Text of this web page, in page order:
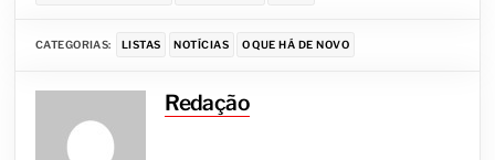
CATEGORIAS: LISTAS NOTÍCIAS O QUE HÁ DE NOVO
Redação